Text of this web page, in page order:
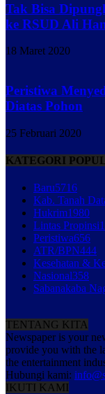
Tak Bisa
ke RSUD Ali
18 Maret 2020
Peristiwa
Diatas Pohon
25 Februari 2020
KATEGORI
Baru5716
Kab. Tanah
Hukrim1980
Lintas Propinsi
Peristiwa656
ATR/BPN444
Kesehatan &
Nasional358
Sabanakaba
TENTANG KITA
Newspaper is your
provide you with the
the entertainment
Hubungi kami:
IKUTI KAMI